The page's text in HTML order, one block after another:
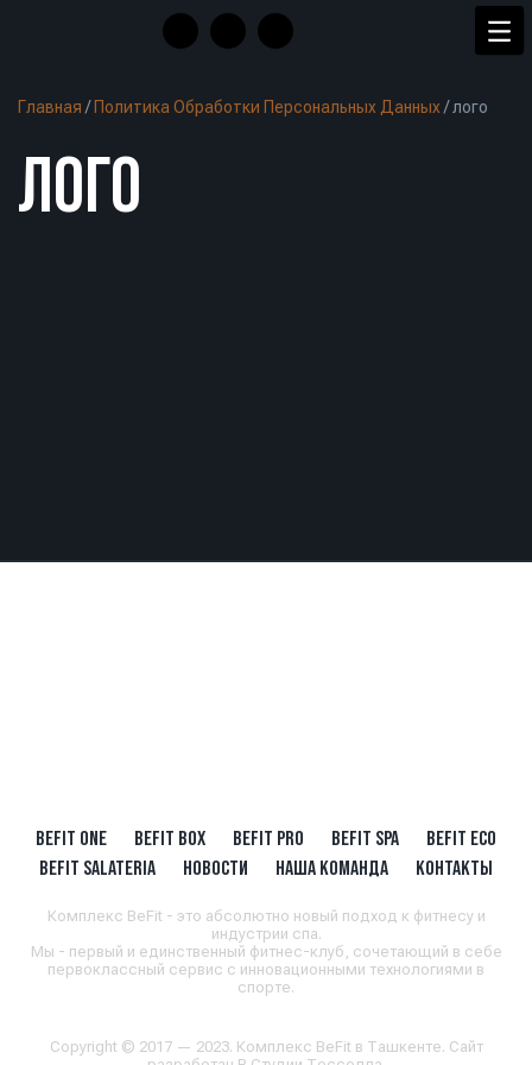
Главная / Политика Обработки Персональных Данных /лого
ЛОГО
BEFIT ONE BEFIT BOX BEFIT PRO BEFIT SPA
BEFIT ECO
BEFIT SALATERIA
НОВОСТИ НАША КОМАНДА КОНТАКТЫ
Комплекс BeFit - это абсолютно новый подход к фитнесу и
индустрии спа.
Мы - первый и единственный фитнес-клуб, сочетающий в себе
первоклассный сервис с инновационными технологиями в
спорте.
Copyright © 2017 — 2023. Комплекс BeFit в Ташкенте. Сайт